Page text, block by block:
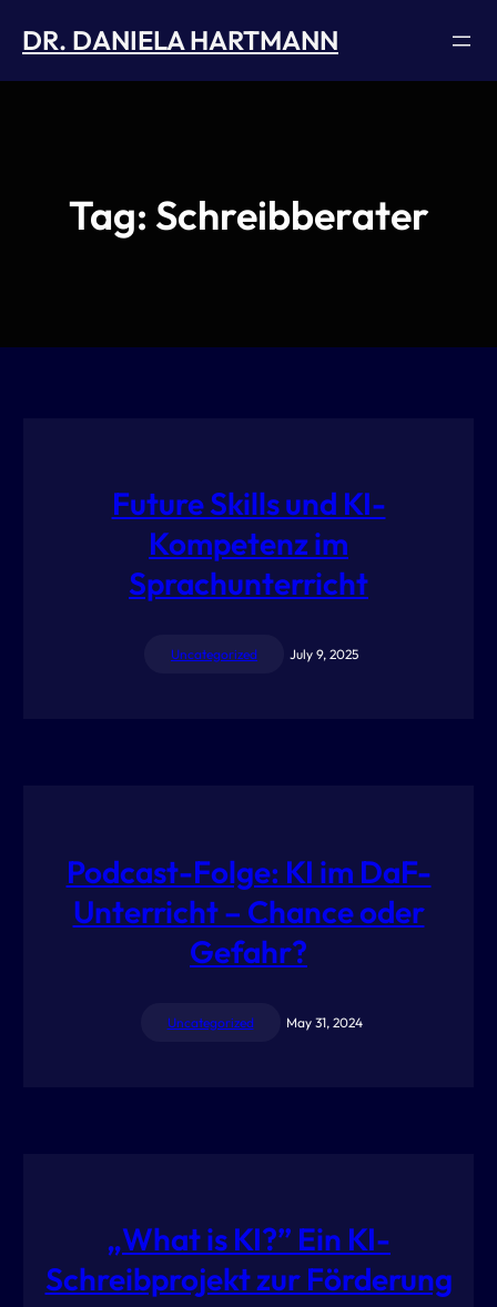
DR. DANIELA HARTMANN
Tag: Schreibberater
Future Skills und KI-
Kompetenz im
Sprachunterricht
Uncategorized July 9, 2025
Podcast-Folge: KI im DaF-
Unterricht – Chance oder
Gefahr?
Uncategorized May 31, 2024
„What is KI?” Ein KI-
Schreibprojekt zur Förderung